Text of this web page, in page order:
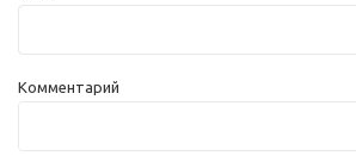
Комментарий